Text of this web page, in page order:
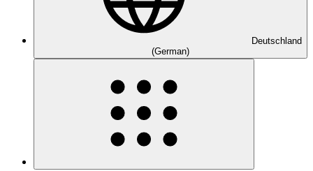
Deutschland
(German)